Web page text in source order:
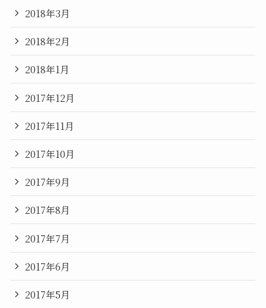
2018年3月
2018年2月
2018年1月
2017年12月
2017年11月
2017年10月
2017年9月
2017年8月
2017年7月
2017年6月
2017年5月